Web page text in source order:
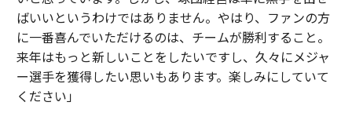
ばいいというわけではありません。やはり、ファンの方
に一番喜んでいただけるのは、チームが勝利すること。
来年はもっと新しいことをしたいですし、久々にメジャ
ー選手を獲得したい思いもあります。楽しみにしていて
ください」